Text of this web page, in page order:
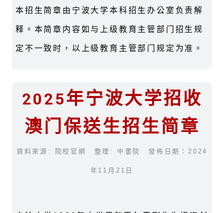
本招生简章由宁波大学本科招生办公室负责解
释。本简章内容如与上级教育主管部门招生规
定不一致时，以上级教育主管部门规定为准。
2025年宁波大学招收
澳门保送生招生简章
資料來源: 院校官網 整理: 中書院 發佈日期：2024
年11月21日